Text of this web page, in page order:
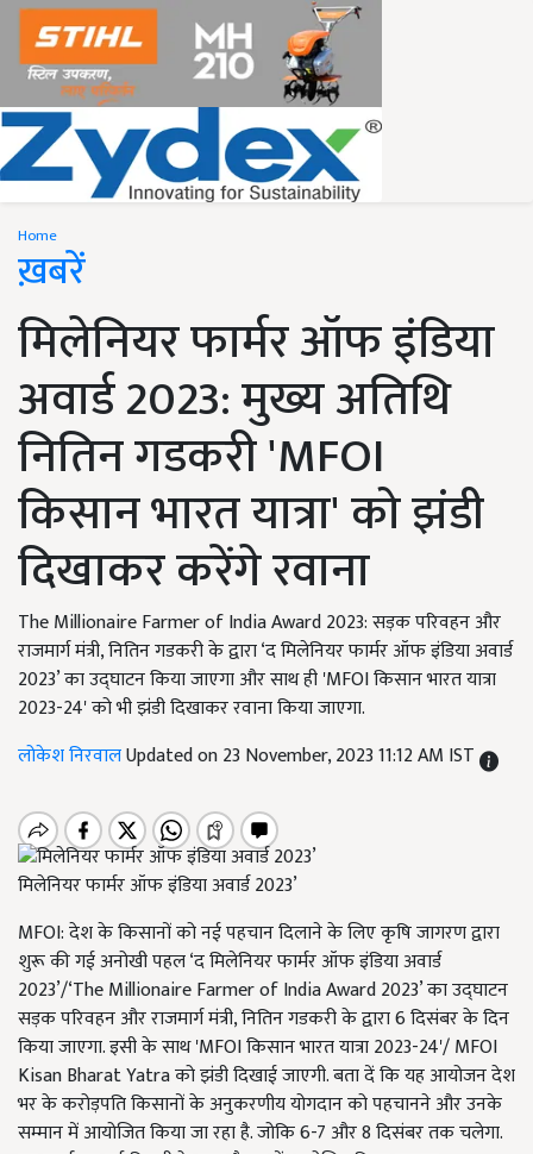
Home
ख़बरें
मिलेनियर फार्मर ऑफ इंडिया
अवार्ड 2023: मुख्य अतिथि
नितिन गडकरी 'MFOI
किसान भारत यात्रा' को झंडी
दिखाकर करेंगे रवाना
The Millionaire Farmer of India Award 2023: सड़क परिवहन और
राजमार्ग मंत्री, नितिन गडकरी के द्वारा ‘द मिलेनियर फार्मर ऑफ इंडिया अवार्ड
2023’ का उद्घाटन किया जाएगा और साथ ही 'MFOI किसान भारत यात्रा
2023-24' को भी झंडी दिखाकर रवाना किया जाएगा.
लोकेश निरवालUpdated on 23 November, 2023 11:12 AM IST
मिलेनियर फार्मर ऑफ इंडिया अवार्ड 2023’
MFOI: देश के किसानों को नई पहचान दिलाने के लिए कृषि जागरण द्वारा
शुरू की गई अनोखी पहल ‘द मिलेनियर फार्मर ऑफ इंडिया अवार्ड
2023’/‘The Millionaire Farmer of India Award2023’ का उद्घाटन
सड़क परिवहन और राजमार्ग मंत्री, नितिन गडकरी के द्वारा 6 दिसंबर के दिन
किया जाएगा. इसी के साथ 'MFOI किसान भारत यात्रा 2023-24'/ MFOI
Kisan Bharat Yatra को झंडी दिखाई जाएगी. बता दें कि यह आयोजन देश
भर के करोड़पति किसानों के अनुकरणीय योगदान को पहचानने और उनके
सम्मान में आयोजित किया जा रहा है. जोकि 6-7 और 8 दिसंबर तक चलेगा.